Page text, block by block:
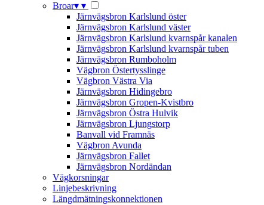
Broar▾ ▾
Järnvägsbron Karlslund öster
Järnvägsbron Karlslund väster
Järnvägsbron Karlslund kvarnspår kanalen
Järnvägsbron Karlslund kvarnspår tuben
Järnvägsbron Rumboholm
Vägbron Östertysslinge
Vägbron Västra Via
Järnvägsbron Hidingebro
Järnvägsbron Gropen-Kvistbro
Järnvägsbron Östra Hulvik
Järnvägsbron Ljungstorp
Banvall vid Framnäs
Vägbron Avunda
Järnvägsbron Fallet
Järnvägsbron Nordändan
Vägkorsningar
Linjebeskrivning
Längdmätningskonnektionen